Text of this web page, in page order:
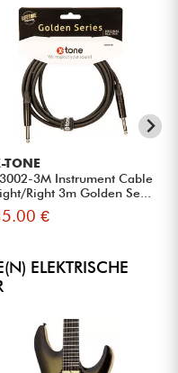
TONE
3M Instrument Cable
Right 3m Golden Se...
€
ELEKTRISCHE